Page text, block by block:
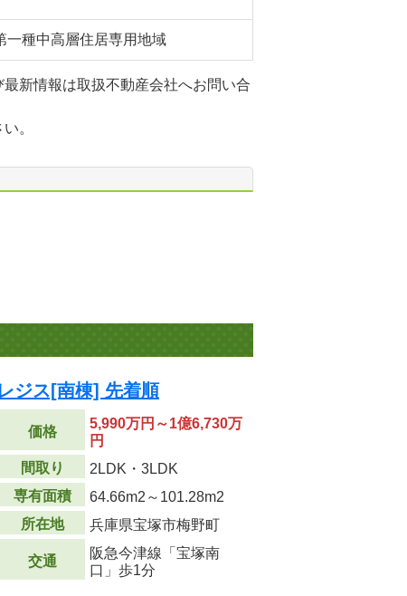
一種中高層住居専用地域
新情報は取扱不動産会社へお問い合
。
ジス[南棟] 先着順
価格
5,990万円～1億6,730万
円
間取り
2LDK・3LDK
専有面積
64.66m2 ～101.28m2
所在地
兵庫県宝塚市梅野町
交通
阪急今津線「宝塚南
口」歩1分